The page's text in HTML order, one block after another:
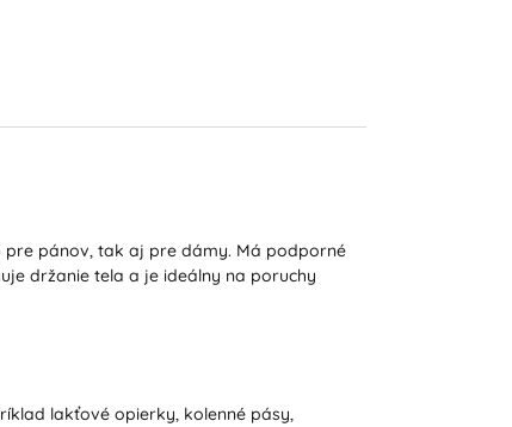
pre pánov, tak aj pre dámy. Má podporné
držanie tela a je ideálny na poruchy
lakťové opierky, kolenné pásy,